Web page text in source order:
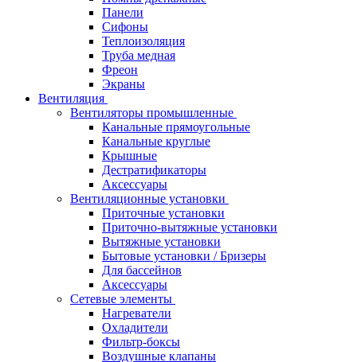
Панели
Сифоны
Теплоизоляция
Труба медная
Фреон
Экраны
Вентиляция
Вентиляторы промышленные
Канальные прямоугольные
Канальные круглые
Крышные
Дестратификаторы
Аксессуары
Вентиляционные установки
Приточные установки
Приточно-вытяжные установки
Вытяжные установки
Бытовые установки / Бризеры
Для бассейнов
Аксессуары
Сетевые элементы
Нагреватели
Охладители
Фильтр-боксы
Воздушные клапаны